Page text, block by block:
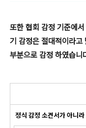
또한 협회 감정 기준에
기 감정은 절대적이라고
부분으로 감정 하였습니
정식 감정 소견서가 아니